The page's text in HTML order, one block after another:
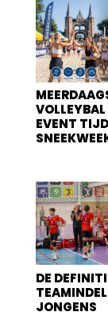
EVENT
DE
JONGENS